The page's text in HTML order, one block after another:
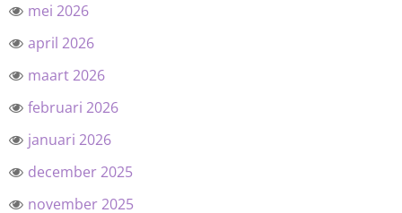
mei 2026
april 2026
maart 2026
februari 2026
januari 2026
december 2025
november 2025